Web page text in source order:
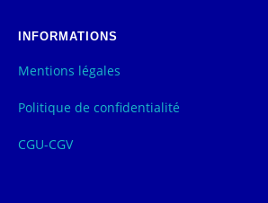
INFORMATIONS
Mentions légales
Politique de confidentialité
CGU-CGV